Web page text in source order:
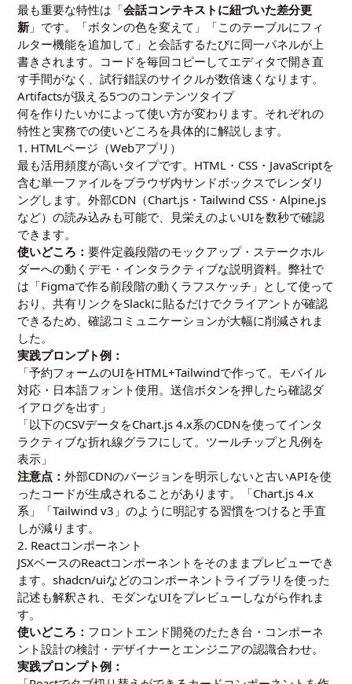
最も重要な特性は「会話コンテキストに紐づいた差分更
新 」です。「ボタンの色を変えて」「このテーブルにフィ
ルター機能を追加して」と会話するたびに同一パネルが上
書きされます。コードを毎回コピーしてエディタで開き直
す手間がなく、試行錯誤のサイクルが数倍速くなります。
Artifactsが扱える5つのコンテンツタイプ
何を作りたいかによって使い方が変わります。それぞれの
特性と実務での使いどころを具体的に解説します。
1. HTMLページ（Webアプリ）
最も活用頻度が高いタイプです。HTML・CSS・JavaScriptを
含む単一ファイルをブラウザ内サンドボックスでレンダリ
ングします。外部CDN（Chart.js・Tailwind CSS・Alpine.js
など）の読み込みも可能で、見栄えのよいUIを数秒で確認
できます。
使いどころ：要件定義段階のモックアップ・ステークホル
ダーへの動くデモ・インタラクティブな説明資料。弊社で
は「Figmaで作る前段階の動くラフスケッチ」として使って
おり、共有リンクをSlackに貼るだけでクライアントが確認
できるため、確認コミュニケーションが大幅に削減されま
した。
実践プロンプト例：
「予約フォームのUIをHTML+Tailwindで作って。モバイル
対応・日本語フォント使用。送信ボタンを押したら確認ダ
イアログを出す」
「以下のCSVデータをChart.js 4.x系のCDNを使ってインタ
ラクティブな折れ線グラフにして。ツールチップと凡例を
表示」
注意点：外部CDNのバージョンを明示しないと古いAPIを使
ったコードが生成されることがあります。「Chart.js 4.x
系」「Tailwind v3」のように明記する習慣をつけると手直
しが減ります。
2. Reactコンポーネント
JSXベースのReactコンポーネントをそのままプレビューでき
ます。shadcn/uiなどのコンポーネントライブラリを使った
記述も解釈され、モダンなUIをプレビューしながら作れま
す。
使いどころ： フロントエンド開発のたたき台・コンポーネ
ント設計の検討・デザイナーとエンジニアの認識合わせ。
実践プロンプト例：